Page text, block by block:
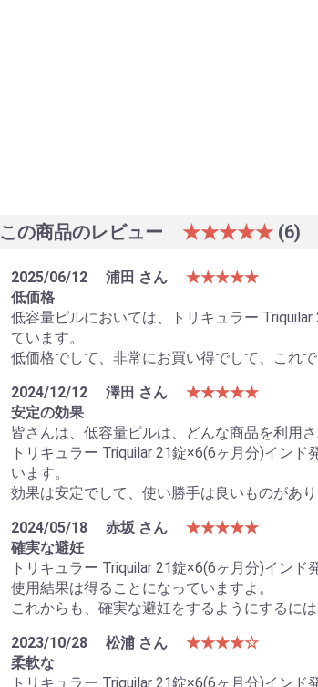
この商品のレビュー ★★★★★ (6)
2025/06/12 浦田 さん
★★★★★
低価格
低容量ピルにおいては、トリキュラー
ています。
低価格でして、非常にお買い得でして、これ
2024/12/12
澤田 さん
★★★★★
安定の効果
皆さんは、低容量ピルは、どんな商品を利用さ
トリキュラー Triquilar 21錠×6(6ヶ月分)イン
います。
効果は安定でして、使い勝手は良いものがあり
2024/05/18
赤坂 さん
★★★★★
確実な避妊
トリキュラー Triquilar 21錠×6(6ヶ月分)イン
使用結果は得ることになっていますよ。
これからも、確実な避妊をするようにするに
2023/10/28
松浦 さん
★★★★☆
柔軟な
トリキュラー Triquilar 21錠×6(6ヶ月分)イン